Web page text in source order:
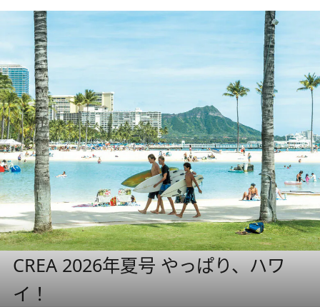
CREA 2026年夏号 やっぱり、ハワ
イ！